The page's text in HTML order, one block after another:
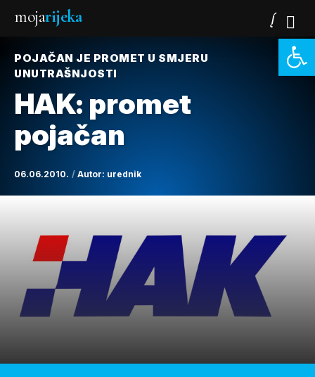
mojarijeka
POJAČAN JE PROMET U SMJERU
UNUTRAŠNJOSTI
HAK: promet
pojačan
06.06.2010. Autor: urednik